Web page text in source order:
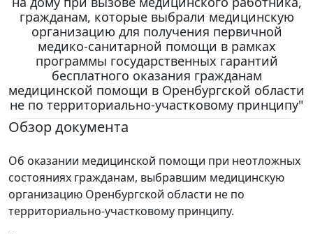
гражданам, которые выбрали медицинскую
организацию для получения первичной
медико-санитарной помощи в рамках
программы государственных гарантий
бесплатного оказания гражданам
медицинской помощи в Оренбургской области
не по территориально-участковому принципу"
Обзор документа
Об оказании медицинской помощи при неотложных
состояниях гражданам, выбравшим медицинскую
организацию Оренбургской области не по
территориально-участковому принципу.